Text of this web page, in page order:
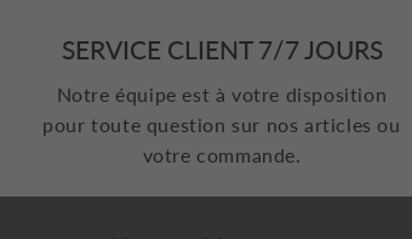
SERVICE CLIENT 7/7 JOURS
Notre équipe est à votre disposition
pour toute question sur nos articles ou
votre commande.